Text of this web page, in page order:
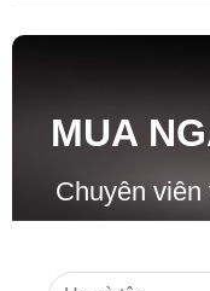
MUA
Chuyên